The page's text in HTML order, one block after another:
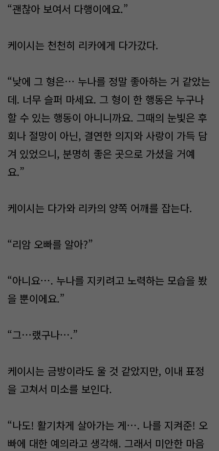
“괜찮아 보여서 다행이에요.”
케이시는 천천히 리카에게 다가갔다.
“낮에 그 형은… 누나를 정말 좋아하는 거 같았는
데. 너무 슬퍼 마세요. 그 형이 한 행동은 누구나
할 수 있는 행동이 아니니까요. 그때의 눈빛은 후
회나 절망이 아닌, 결연한 의지와 사랑이 가득 담
겨 있었으니, 분명히 좋은 곳으로 가셨을 거예
요.”
케이시는 다가와 리카의 양쪽 어깨를 잡는다.
“리암 오빠를 알아?”
“아니요…. 누나를 지키려고 노력하는 모습을 봤
을 뿐이에요.”
“그…랬구나….”
케이시는 금방이라도 울 것 같았지만, 이내 표정
을 고쳐서 미소를 보인다.
“나도! 활기차게 살아가는 게…. 나를 지켜준! 오
빠에 대한 예의라고 생각해. 그래서 미안한 마음